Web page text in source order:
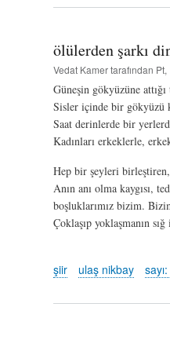
ölülerden şarkı
Vedat Kamertarafından
Güneşin gökyüzüne
Sisler içinde bir gökyüzü
Saat derinlerde bir
Kadınları erkeklerle,
Hep bir şeyleri
Anın anı olma kaygısı,
boşluklarımız bizim.
Çoklaşıp yoklaşmanın
şiir ulaş nikbay